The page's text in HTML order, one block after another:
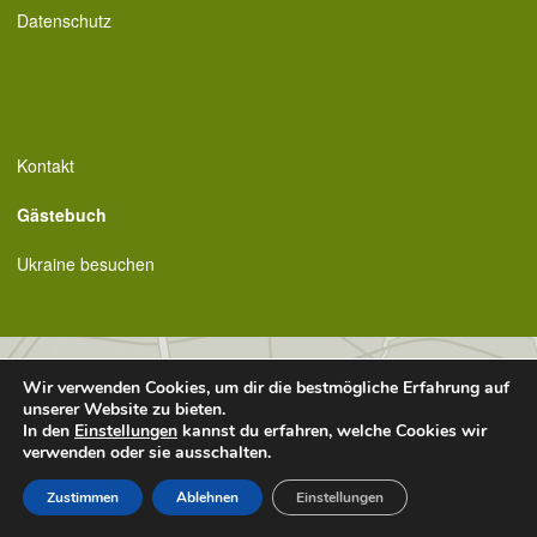
Datenschutz
Kontakt
Gästebuch
Ukraine besuchen
Wir verwenden Cookies, um dir die bestmögliche Erfahrung auf
unserer Website zu bieten.
In den Einstellungen kannst du erfahren, welche Cookies wir
verwenden oder sie ausschalten.
Zustimmen Ablehnen Einstellungen